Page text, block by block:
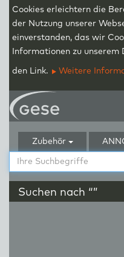
Cookies erleichtern die
der Nutzung unserer
einverstanden, das wir
Informationen zu
den Link. Weitere
Zubehör
Suchen nach “”